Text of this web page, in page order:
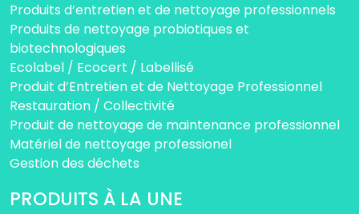
Produits d’entretien et de nettoyage professionnels
Produits de nettoyage probiotiques et
biotechnologiques
Ecolabel / Ecocert / Labellisé
Produit d’Entretien et de Nettoyage Professionnel
Restauration / Collectivité
Produit de nettoyage de maintenance professionnel
Matériel de nettoyage professionel
Gestion des déchets
PRODUITS À LA UNE